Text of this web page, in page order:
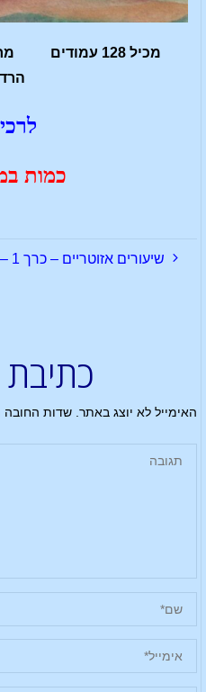
כמות
שיעורים אזוטריים – כרך 1 – פרק 20
האימייל לא יוצג באתר. שדות החובה